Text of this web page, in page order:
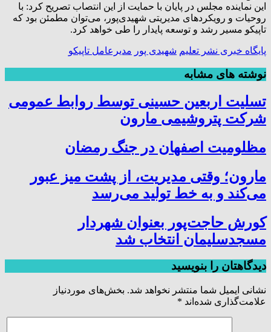
این نماینده مجلس در پایان با حمایت از این انتصاب تصریح کرد: با
روحیات و رویکردهای مدیریتی شهیدی‌پور، می‌توان مطمئن بود که
تاپیکو مسیر رشد و توسعه پایدار را طی خواهد کرد.
پایگاه خبری نشر تعلیم شهیدی پور مدیرعامل تاپیکو
نوشته های مشابه
تسلیت اربعین حسینی توسط روابط عمومی
شرکت پتروشیمی مارون
مظلومیت اصفهان در جنگ رمضان
مارون؛ وقتی مدیریت، از پشت میز عبور
می‌کند و به خط تولید می‌رسد
کورش حاجت‌پور بعنوان شهردار
مسجدسلیمان انتخاب شد
دیدگاهتان را بنویسید
نشانی ایمیل شما منتشر نخواهد شد. بخش‌های موردنیاز
علامت‌گذاری شده‌اند *